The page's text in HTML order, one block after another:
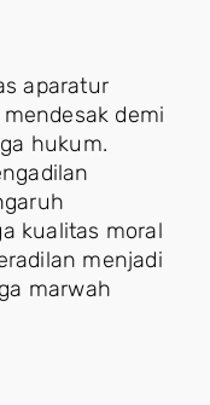
aparatur
demi
hukum.
kualitas moral
menjadi
marwah